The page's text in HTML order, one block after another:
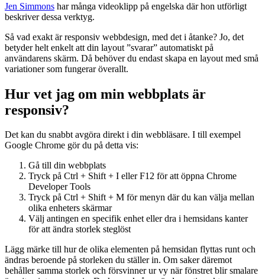
Jen Simmons har många videoklipp på engelska där hon utförligt
beskriver dessa verktyg.
Så vad exakt är responsiv webbdesign, med det i åtanke? Jo, det
betyder helt enkelt att din layout ”svarar” automatiskt på
användarens skärm. Då behöver du endast skapa en layout med små
variationer som fungerar överallt.
Hur vet jag om min webbplats är
responsiv?
Det kan du snabbt avgöra direkt i din webbläsare. I till exempel
Google Chrome gör du på detta vis:
Gå till din webbplats
Tryck på Ctrl + Shift + I eller F12 för att öppna Chrome
Developer Tools
Tryck på Ctrl + Shift + M för menyn där du kan välja mellan
olika enheters skärmar
Välj antingen en specifik enhet eller dra i hemsidans kanter
för att ändra storlek steglöst
Lägg märke till hur de olika elementen på hemsidan flyttas runt och
ändras beroende på storleken du ställer in. Om saker däremot
behåller samma storlek och försvinner ur vy när fönstret blir smalare